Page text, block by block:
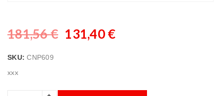
181,56€ 131,40€
SKU:CNP609
xxx